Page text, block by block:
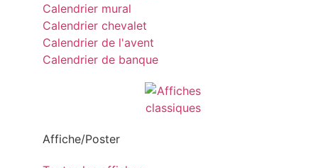
Calendrier mural
Calendrier chevalet
Calendrier de l'avent
Calendrier de banque
Affiche/Poster